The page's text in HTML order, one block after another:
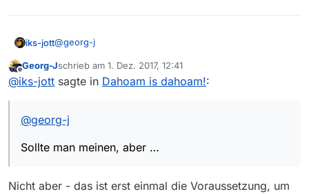
aktueller eben geschossener Screenshot!
iks-jott@georg-j
Sollte man meinen, aber …
Offline
Georg-Jschrieb am 1. Dez. 2017, 12:41
zuletzt editiert von
@iks-jott sagte in Dahoam is dahoam!:
@georg-j
Sollte man meinen, aber …
Nicht aber - das ist erst einmal die Voraussetzung, um